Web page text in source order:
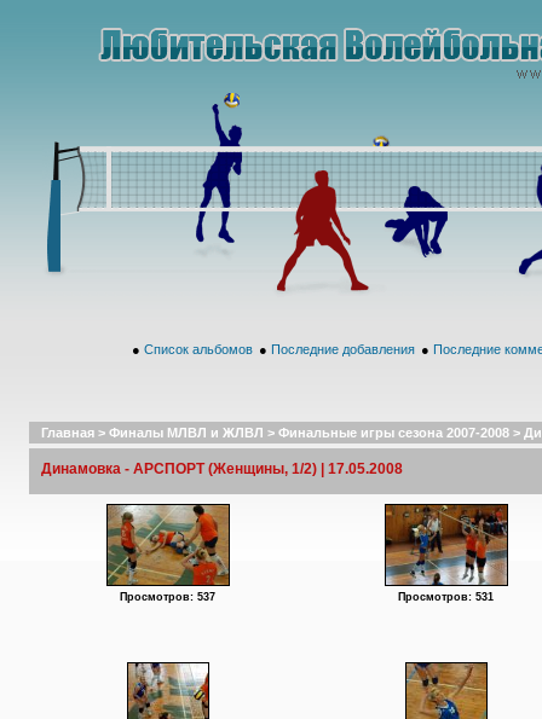
● Список альбомов ● Последние добавления ● Последние
Главная > Финалы МЛВЛ и ЖЛВЛ > Финальные игры сезона 2007-2008 >
Динамовка - АРСПОРТ (Женщины, 1/2) | 17.05.2008
Просмотров: 537 Просмотров: 531